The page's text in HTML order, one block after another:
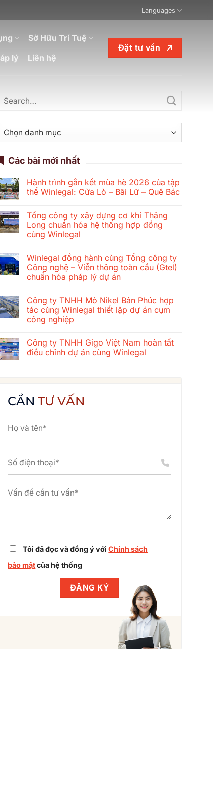
Languages
Sở Hữu Trí Tuệ
lý Liên hệ
Đặt tư vấn
Danh
mục
Các bài mới nhất
Hành trình gắn kết mùa hè 2026 của tập
thể Winlegal: Cửa Lò – Bãi Lữ – Quê Bác
bình
luận
ở
Hành
kết
mùa
hè
2026
của
Winlegal:
Cửa
Lò
–
–
Quê
Bác
Tổng công ty xây dựng cơ khí Thăng
Long chuẩn hóa hệ thống hợp đồng
cùng Winlegal
bình
luận
ở
Tổng
xây
dựng
cơ
khí
Thăng
hóa
hệ
thống
Winlegal đồng hành cùng Tổng công ty
Công nghệ – Viễn thông toàn cầu (Gtel)
chuẩn hóa pháp lý dự án
bình
luận
ở
Winlegal
cùng
Tổng
công
toàn
cầu
hóa
pháp
Công ty TNHH Mỏ Nikel Bản Phúc hợp
tác cùng Winlegal thiết lập dự án cụm
công nghiệp
bình
luận
ở
Bản
Phúc
Winlegal
lập
cụm
công
nghiệp
Công ty TNHH Gigo Việt Nam hoàn tất
điều chỉnh dự án cùng Winlegal
Công
ty
Nam
tất
dự
án
cùng
CẦNTƯ VẤN
Tôi đã đọc và đồng ý vớiChính sách
bảo mậtcủa hệ thống